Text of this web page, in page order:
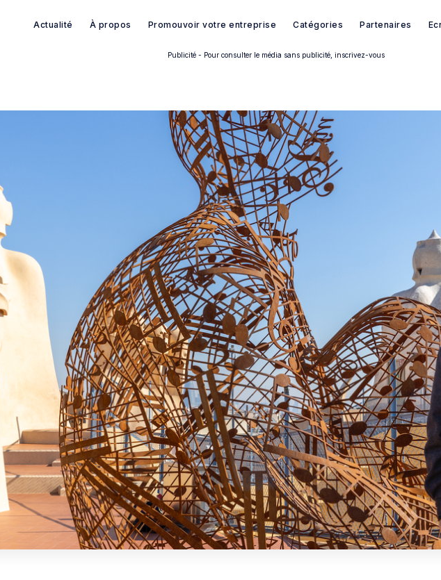
Actualité À propos Promouvoir votre entreprise Catégories Partenaires
Rechercher dans Français à
Publicité - Pour consulter le média sans publicité, inscrivez-vous